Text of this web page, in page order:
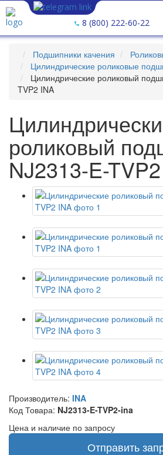
8 (800) 222-60-22
Подшипники качения
Цилиндрические роликовые
Цилиндрические роликовый
TVP2 INA
роликовый
NJ2313-E-
Производитель: INA
Код Товара: NJ2313-E-TVP2-ina
Цена и наличие по запросу
Отправить